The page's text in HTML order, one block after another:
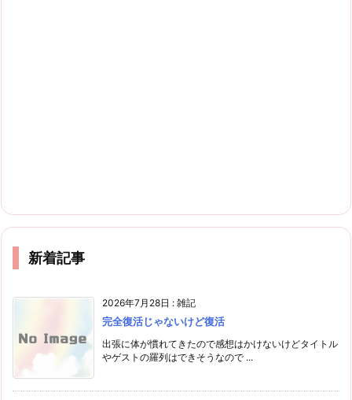
新着記事
2026年7月28日 : 雑記
完全復活じゃないけど復活
出張に体が慣れてきたので感想はかけないけどタイトル
やゲストの羅列はできそうなので ...